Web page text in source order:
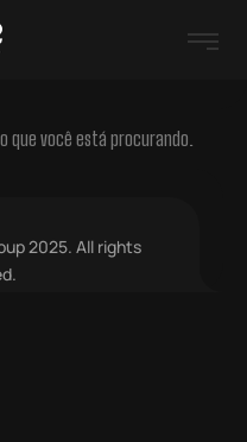
que você está procurando.
2025. All rights